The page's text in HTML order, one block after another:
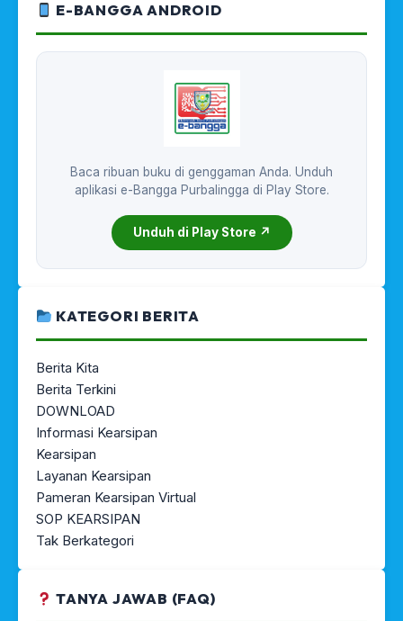
E-BANGGA ANDROID
Baca ribuan buku di genggaman Anda. Unduh
aplikasi e-Bangga Purbalingga di Play Store.
Unduh di Play Store ↗
KATEGORI BERITA
Berita Kita
Berita Terkini
DOWNLOAD
Informasi Kearsipan
Kearsipan
Layanan Kearsipan
Pameran Kearsipan Virtual
SOP KEARSIPAN
Tak Berkategori
TANYA JAWAB (FAQ)